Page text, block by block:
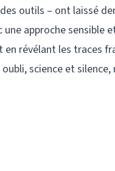
outils – ont laissé
approche sensible
révélant les traces
science et